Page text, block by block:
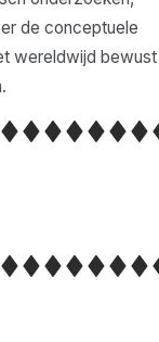
de conceptuele
wereldwijd bewust